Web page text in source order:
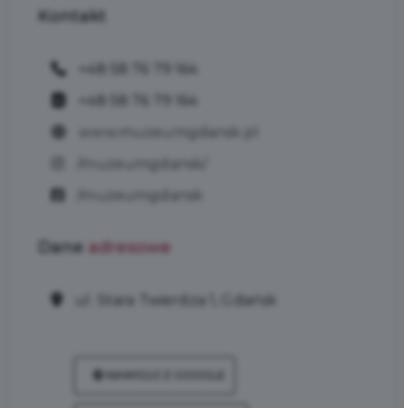
Kontakt
Dane adresowe
ul. Stara Twierdza 1, Gdańsk
NAWIGUJ Z GOOGLE